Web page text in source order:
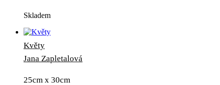
Skladem
Květy
Jana Zapletalová
25cm x 30cm